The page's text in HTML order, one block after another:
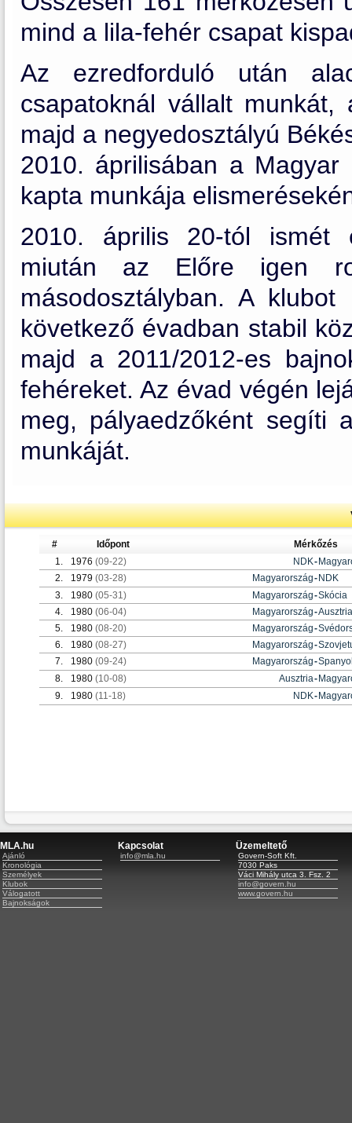
mind a lila-fehér csapat
Az ezredforduló után
csapatoknál vállalt munkát,
majd a negyedosztályú
2010. áprilisában a Magyar
kapta munkája
2010. április 20-tól ismét
miután az Előre igen
másodosztályban. A
következő évadban stabil
majd a 2011/2012-es
fehéreket. Az évad végén
meg, pályaedzőként segíti
munkáját.
# Időpont
Mérkőzés
1.
1976 (09-22) NDK-
2.
1979 (03-28) Magyarország-NDK
3.
1980 (05-31) Magyarország-Skócia
4.
1980 (06-04) Magyarország-Ausztria
5.
1980 (08-20) Magyarország-
6.
1980 (08-27) Magyarország-
7.
1980 (09-24) Magyarország-
8.
1980 (10-08) Ausztria-
9.
1980 (11-18) NDK-
MLA.hu
Ajánló
Kronológia
Személyek
Klubok
Válogatott
Bajnokságok
Kapcsolat
info@mla.hu
Üzemeltető
Govern-Soft Kft.
7030 Paks
Váci Mihály utca 3. Fsz. 2
info@govern.hu
www.govern.hu